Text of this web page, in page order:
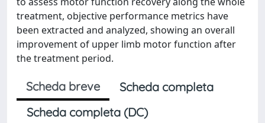
treatment, objective performance metrics have
been extracted and analyzed, showing an overall
improvement of upper limb motor function after
the treatment period.
Scheda breve
Scheda completa
Scheda completa (DC)